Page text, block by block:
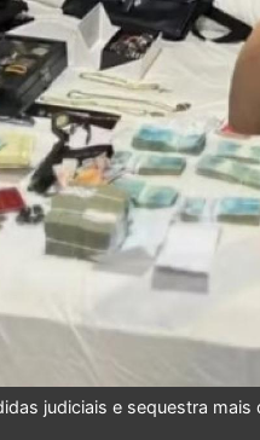
judiciais e sequestra